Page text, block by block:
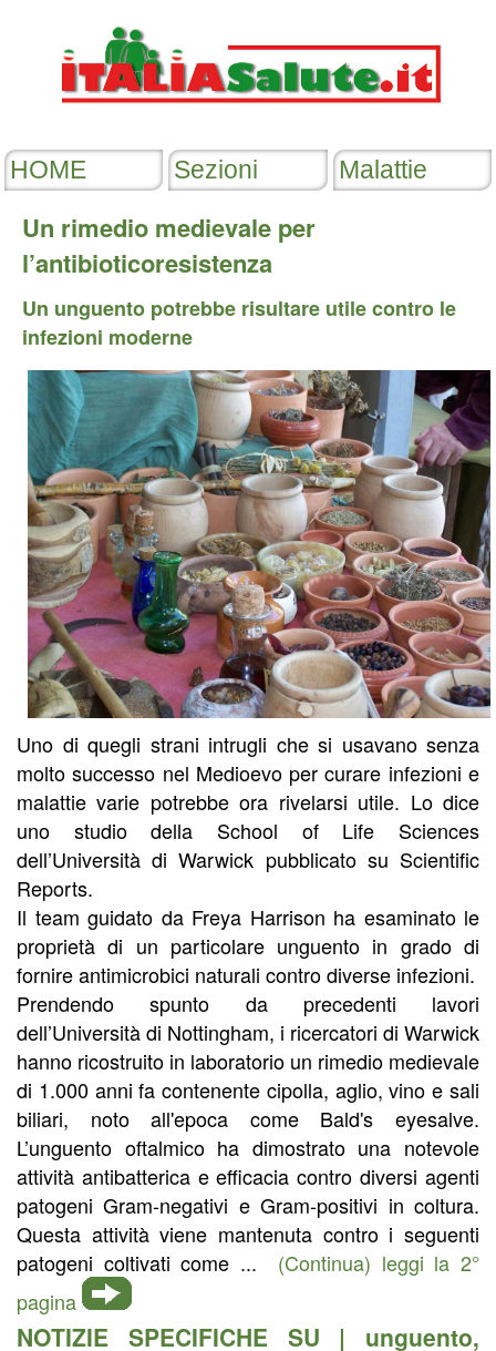
Un rimedio medievale per
l’antibioticoresistenza
Un unguento potrebbe risultare utile contro le
infezioni moderne
Uno di quegli strani intrugli che si usavano senza
molto successo nel Medioevo per curare infezioni e
malattie varie potrebbe ora rivelarsi utile. Lo dice
uno studio della School of Life Sciences
dell’Università di Warwick pubblicato su Scientific
Reports.
Il team guidato da Freya Harrison ha esaminato le
proprietà di un particolare unguento in grado di
fornire antimicrobici naturali contro diverse infezioni.
Prendendo spunto da precedenti lavori
dell’Università di Nottingham, i ricercatori di Warwick
hanno ricostruito in laboratorio un rimedio medievale
di 1.000 anni fa contenente cipolla, aglio, vino e sali
biliari, noto all'epoca come Bald's eyesalve.
L’unguento oftalmico ha dimostrato una notevole
attività antibatterica e efficacia contro diversi agenti
patogeni Gram-negativi e Gram-positivi in coltura.
Questa attività viene mantenuta contro i seguenti
patogeni coltivati come ... (Continua) leggi la 2°
pagina
NOTIZIE SPECIFICHE SU | unguento,